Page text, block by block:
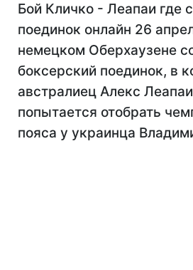
Бой Кличко - Леапаи где
поединок онлайн 26
немецком Оберхаузене
боксерский поединок, в
австралиец Алекс Леапаи
попытается отобрать
пояса у украинца